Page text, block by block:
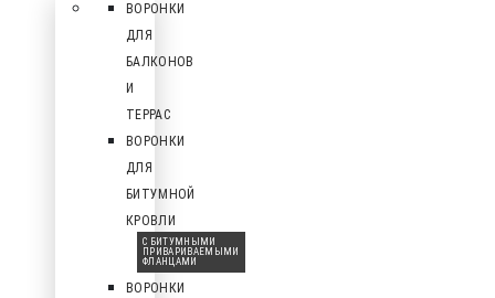
ВОРОНКИ
ДЛЯ
БАЛКОНОВ
И
ТЕРРАС
ВОРОНКИ
ДЛЯ
БИТУМНОЙ
КРОВЛИ
С БИТУМНЫМИ
ПРИВАРИВАЕМЫМИ
ФЛАНЦАМИ
ВОРОНКИ